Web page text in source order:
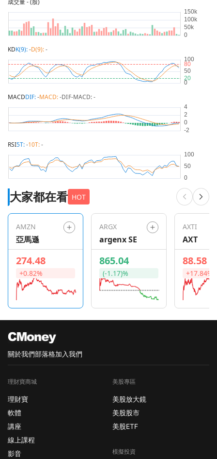
成交量- (股)
KDK(9):-D(9):-
MACDDIF:-MACD:-DIF-MACD:-
RSI5T:-10T:-
大家都在看 HOT
AMZN
亞馬遜
274.48
+0.82%
ARGX
argenx SE
865.04
(-1.17)%
AXTI
AXT
88.58
+17.84%
關於我們部落格加入我們
理財寶商城
理財寶
軟體
講座
線上課程
影音
美股專區
美股放大鏡
美股股市
美股ETF
模擬投資